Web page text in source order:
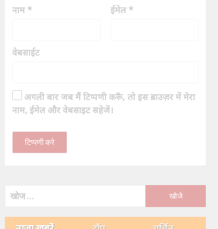
नाम * ईमेल *
वेबसाईट
अगली बार जब मैं टिप्पणी करूँ, तो इस ब्राउज़र में मेरा
नाम, ईमेल और वेबसाइट सहेजें।
निम्न
खोजें: